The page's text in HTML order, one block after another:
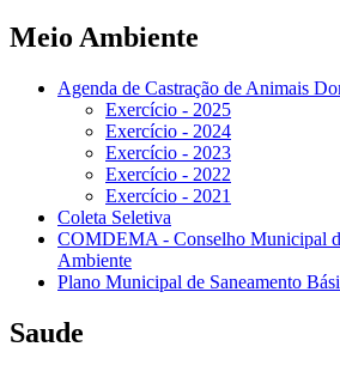
Meio Ambiente
Agenda de Castração de Animais
Exercício - 2025
Exercício - 2024
Exercício - 2023
Exercício - 2022
Exercício - 2021
Coleta Seletiva
COMDEMA - Conselho Municipal
Ambiente
Plano Municipal de Saneamento
Saude